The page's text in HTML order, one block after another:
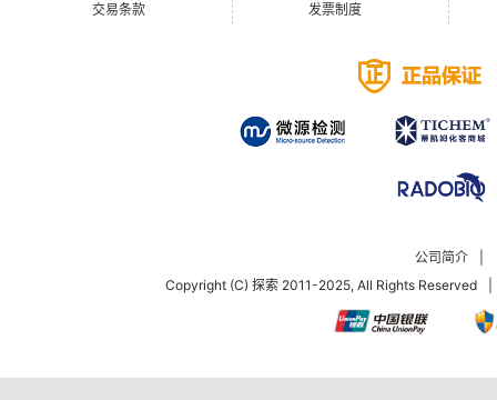
交易条款
发票制度
公司简介
Copyright (C) 探索 2011-2025, All Rights Reserved